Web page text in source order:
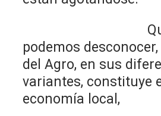
Que
podemos
del Agro, en sus
variantes, constituye
economía local,